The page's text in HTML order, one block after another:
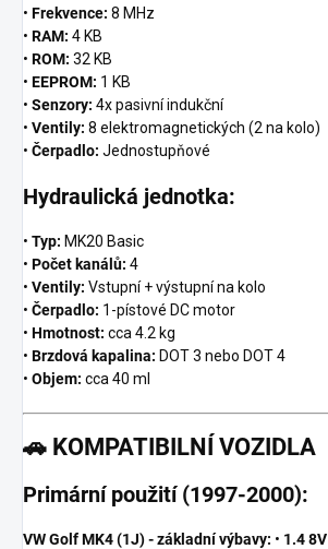
• Frekvence: 8 MHz
• RAM: 4 KB
• ROM: 32 KB
• EEPROM: 1 KB
• Senzory: 4x pasivní indukční
• Ventily: 8 elektromagnetických (2 na kolo)
• Čerpadlo: Jednostupňové
Hydraulická jednotka:
• Typ: MK20 Basic
• Počet kanálů: 4
• Ventily: Vstupní + výstupní na kolo
• Čerpadlo: 1-pístové DC motor
• Hmotnost: cca 4.2 kg
• Brzdová kapalina: DOT 3 nebo DOT 4
• Objem: cca 40 ml
🚗 KOMPATIBILNÍ VOZIDLA
Primární použití (1997-2000):
VW Golf MK4 (1J) - základní výbavy: • 1.4 8V